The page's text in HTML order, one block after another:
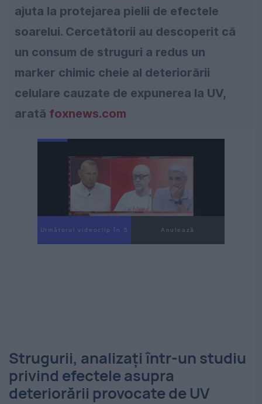
ajuta la protejarea pielii de efectele
soarelui. Cercetătorii au descoperit că
un consum de struguri a redus un
marker chimic cheie al deteriorării
celulare cauzate de expunerea la UV,
arată foxnews.com
Următorul videoclip în 4 Anulează
Strugurii, analizați într-un studiu
privind efectele asupra
deteriorării provocate de UV